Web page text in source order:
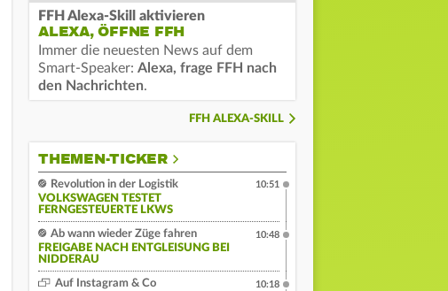
FFH Alexa-Skill aktivieren
ALEXA, ÖFFNE FFH
Immer die neuesten News auf dem
Smart-Speaker: Alexa, frage FFH nach
den Nachrichten.
FFH ALEXA-SKILL
THEMEN-TICKER
Revolution in der Logistik
VOLKSWAGEN TESTET
FERNGESTEUERTE LKWS
10:51
Ab wann wieder Züge fahren
FREIGABE NACH ENTGLEISUNG BEI
NIDDERAU
10:48
Auf Instagram & Co
10:18